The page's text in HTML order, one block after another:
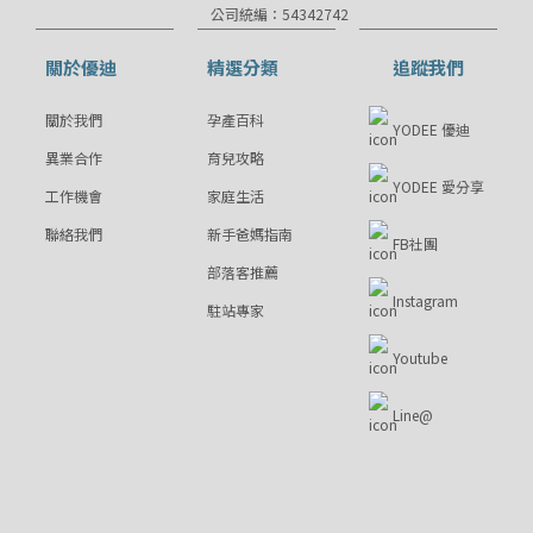
公司統編：54342742
關於優迪
關於我們
異業合作
工作機會
聯絡我們
精選分類
孕產百科
育兒攻略
家庭生活
新手爸媽指南
部落客推薦
駐站專家
追蹤我們
YODEE 優迪
YODEE 愛分享
FB社團
Instagram
Youtube
Line@